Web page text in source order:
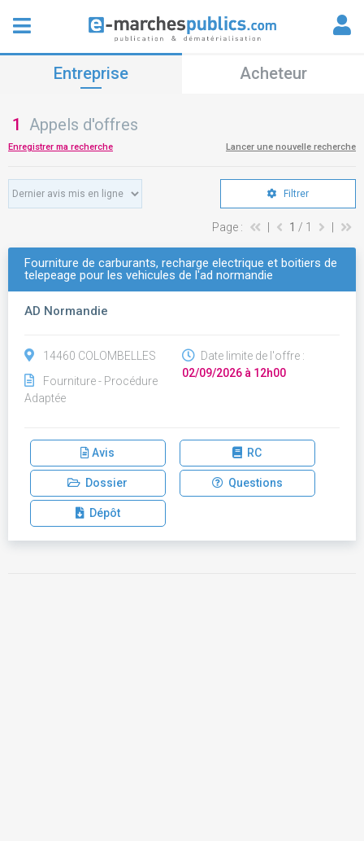
Entreprise Acheteur
1 Appels d'offres
Enregistrer ma recherche Lancer une nouvelle recherche
Filtrer
Page : 1 / 1
Fourniture de carburants, recharge electrique et boitiers de
telepeage pour les vehicules de l'ad normandie
AD Normandie
14460 COLOMBELLES
Fourniture - Procédure
Adaptée
Date limite de l'offre :
02/09/2026 à 12h00
Avis RC
Dossier Questions
Dépôt